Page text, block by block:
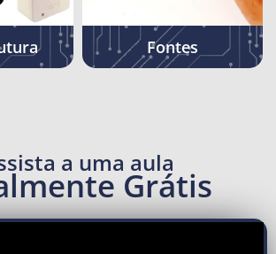
Fontes
a uma aula
Grátis